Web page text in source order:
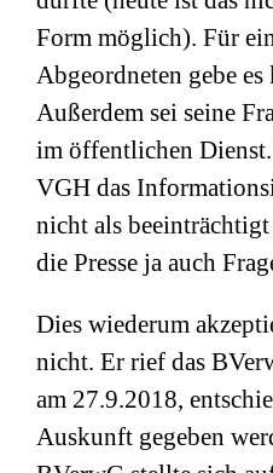
Form möglich). Für
Abgeordneten gebe
Außerdem sei seine
im öffentlichen
VGH das
nicht als
die Presse ja auch
Dies wiederum
nicht. Er rief das
am 27.9.2018,
Auskunft gegeben